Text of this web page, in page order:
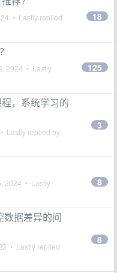
• Lastly replied
18
2024 • Lastly
125
，系统学习的
• Lastly replied by
3
2024 • Lastly
8
数据差异的问
• Lastly replied
8